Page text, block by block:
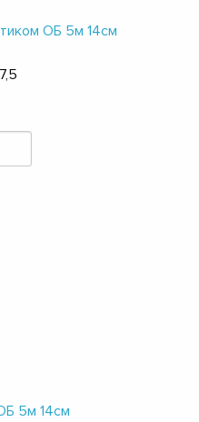
ОБ 5м 14см
5м 14см